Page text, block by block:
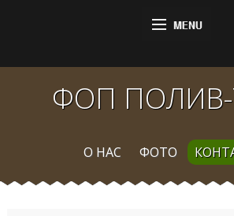
ФОП
О НАС ФОТО